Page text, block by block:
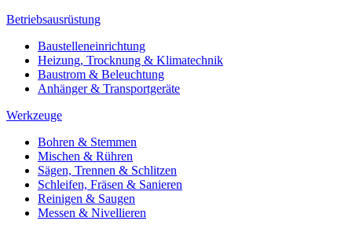
Betriebsausrüstung
Baustelleneinrichtung
Heizung, Trocknung & Klimatechnik
Baustrom & Beleuchtung
Anhänger & Transportgeräte
Werkzeuge
Bohren & Stemmen
Mischen & Rühren
Sägen, Trennen & Schlitzen
Schleifen, Fräsen & Sanieren
Reinigen & Saugen
Messen & Nivellieren